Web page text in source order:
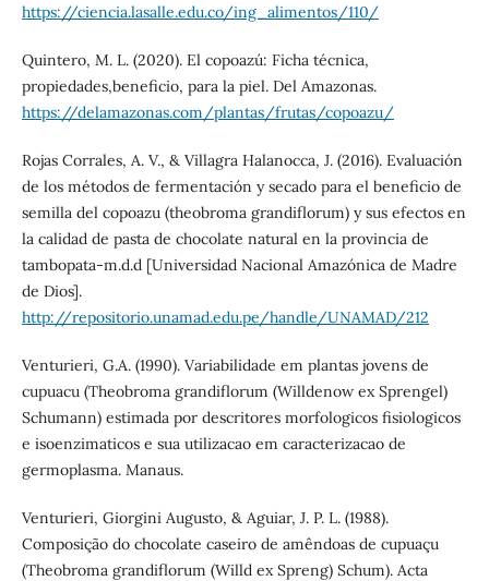
https://ciencia.lasalle.edu.co/ing_alimentos/110/
Quintero, M. L. (2020). El copoazú: Ficha técnica,
propiedades,beneficio, para la piel. Del Amazonas.
https://delamazonas.com/plantas/frutas/copoazu/
Rojas Corrales, A. V., & Villagra Halanocca, J. (2016). Evaluación
de los métodos de fermentación y secado para el beneficio de
semilla del copoazu (theobroma grandiflorum) y sus efectos en
la calidad de pasta de chocolate natural en la provincia de
tambopata-m.d.d [Universidad Nacional Amazónica de Madre
de Dios].
http://repositorio.unamad.edu.pe/handle/UNAMAD/212
Venturieri, G.A. (1990). Variabilidade em plantas jovens de
cupuacu (Theobroma grandiflorum (Willdenow ex Sprengel)
Schumann) estimada por descritores morfologicos fisiologicos
e isoenzimaticos e sua utilizacao em caracterizacao de
germoplasma. Manaus.
Venturieri, Giorgini Augusto, & Aguiar, J. P. L. (1988).
Composição do chocolate caseiro de amêndoas de cupuaçu
(Theobroma grandiflorum (Willd ex Spreng) Schum). Acta